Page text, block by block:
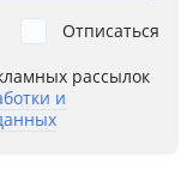
рассылок
и
Отписаться